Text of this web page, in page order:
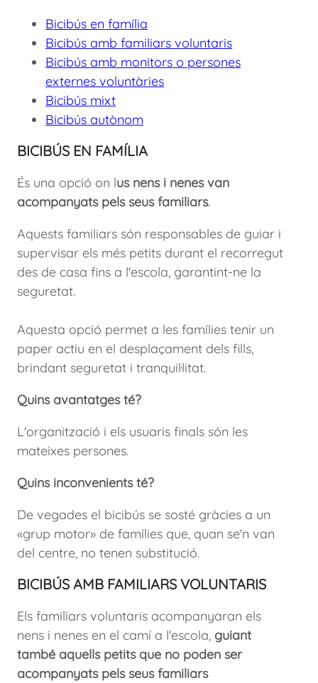
Bicibús en família
Bicibús amb familiars voluntaris
Bicibús amb monitors o persones
externes voluntàries
Bicibús mixt
Bicibús autònom
BICIBÚS EN FAMÍLIA
És una opció on lus nens i nenes van
acompanyats pels seus familiars.
Aquests familiars són responsables de guiar i
supervisar els més petits durant el recorregut
des de casa fins a l'escola, garantint-ne la
seguretat.
Aquesta opció permet a les famílies tenir un
paper actiu en el desplaçament dels fills,
brindant seguretat i tranquil·litat.
Quins avantatges té?
L'organització i els usuaris finals són les
mateixes persones.
Quins inconvenients té?
De vegades el bicibús se sosté gràcies a un
«grup motor» de famílies que, quan se'n van
del centre, no tenen substitució.
BICIBÚS AMB FAMILIARS VOLUNTARIS
Els familiars voluntaris acompanyaran els
nens i nenes en el camí a l'escola, guiant
també aquells petits que no poden ser
acompanyats pels seus familiars